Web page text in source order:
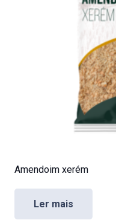
Amendoim xerém
Ler mais